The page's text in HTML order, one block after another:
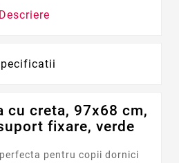
Descriere
cu creta, 97x68 cm,
fixare, verde
pentru copii dornici